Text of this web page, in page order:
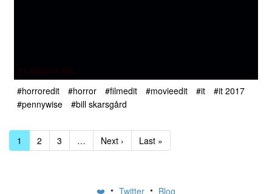
#horroredit #horror #filmedit #movieedit #it
#it 2017
#pennywise
#bill skarsgård
1 2 3 … Next › Last »
❤️ • Twitter • Blog